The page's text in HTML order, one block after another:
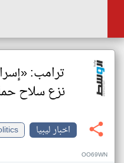
ترامب:
نزع سلاح
اخبار ليبيا
OO69WN